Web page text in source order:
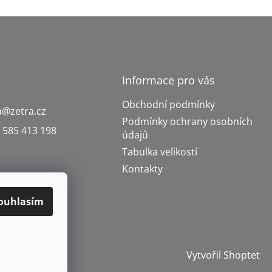
@zetra.cz
413 198
Informace pro vás
Obchodní podmínky
Podmínky ochrany osobních
údajů
Tabulka velikostí
Kontakty
Vytvořil Shoptet